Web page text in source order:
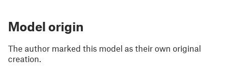
Model origin
The author marked this model as their own original
creation.